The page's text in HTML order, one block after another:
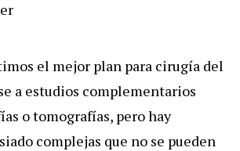
el mejor plan para cirugía del
a estudios complementarios
o tomografías, pero hay
complejas que no se pueden